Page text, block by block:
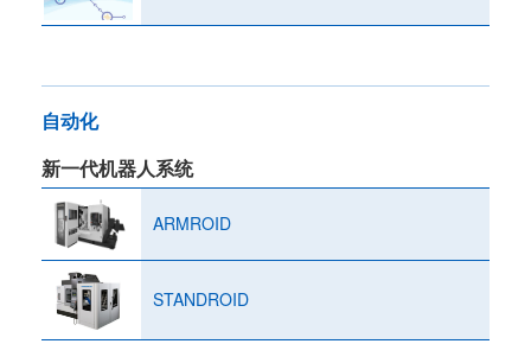
自动化
新一代机器人系统
ARMROID
STANDROID